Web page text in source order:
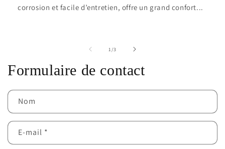
corrosion et facile d’entretien, offre un grand confort...
1 /de
3
Formulaire de contact
Nom
E-mail *